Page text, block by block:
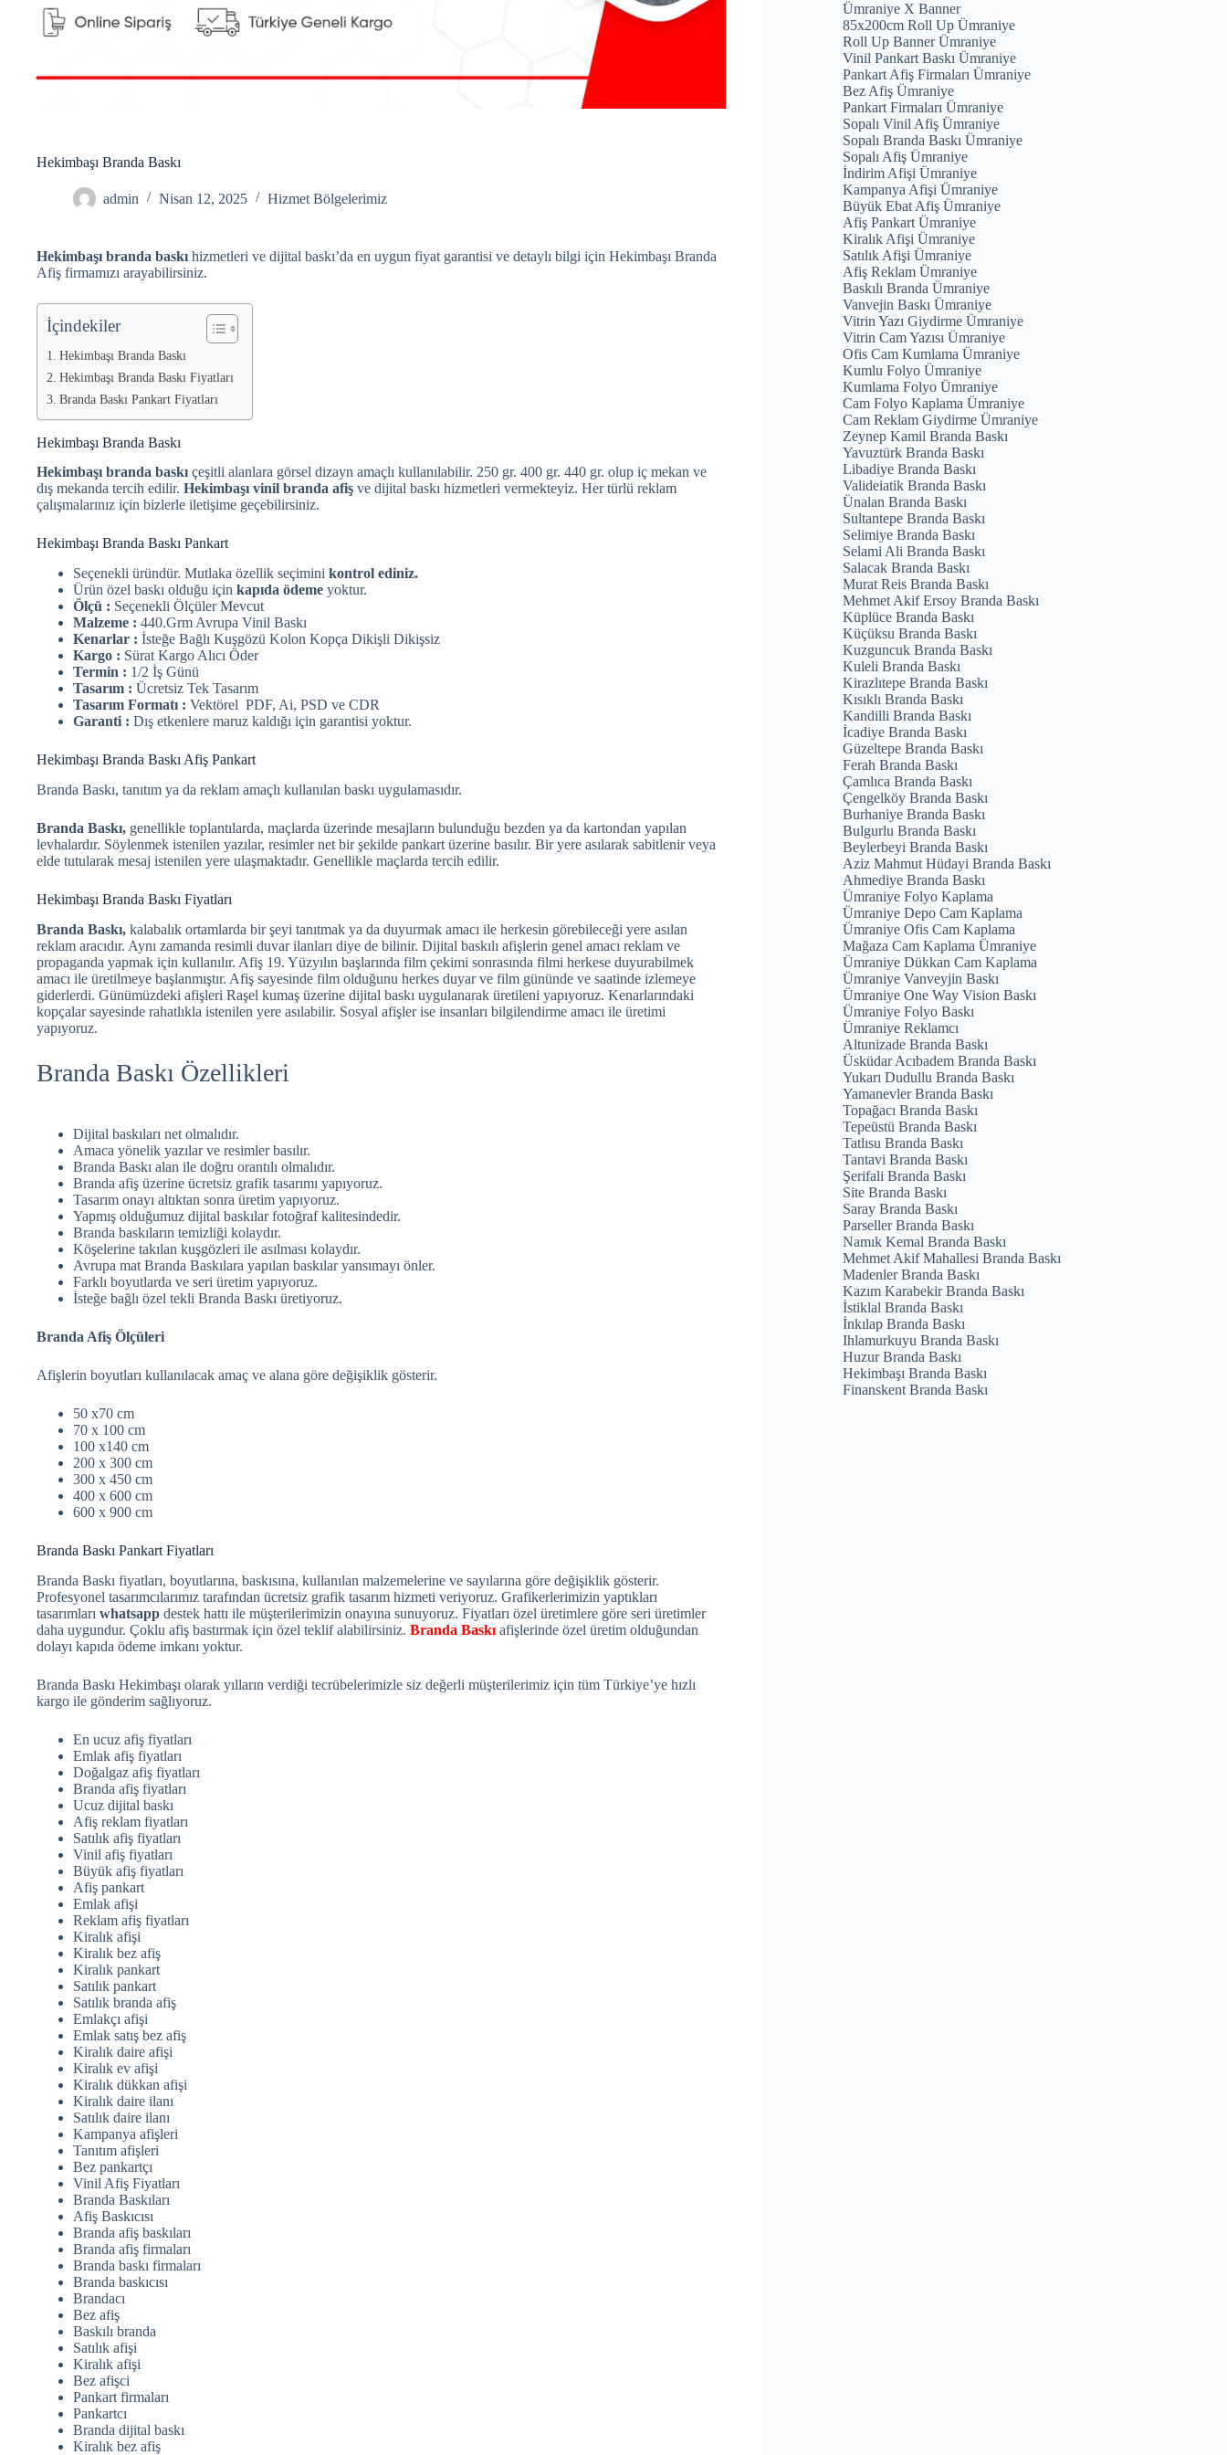
Hekimbaşı Branda Baskı
admin Nisan 12, 2025 Hizmet Bölgelerimiz
Hekimbaşı branda baskı hizmetleri ve dijital baskı’da en uygun fiyat garantisi ve detaylı bilgi için Hekimbaşı Branda
Afiş firmamızı arayabilirsiniz.
İçindekiler
Hekimbaşı Branda Baskı
Hekimbaşı Branda Baskı Fiyatları
Branda Baskı Pankart Fiyatları
Hekimbaşı Branda Baskı
Hekimbaşı branda baskı çeşitli alanlara görsel dizayn amaçlı kullanılabilir. 250 gr. 400 gr. 440 gr. olup iç mekan ve
dış mekanda tercih edilir. Hekimbaşı vinil branda afiş ve dijital baskı hizmetleri vermekteyiz. Her türlü reklam
çalışmalarınız için bizlerle iletişime geçebilirsiniz.
Hekimbaşı Branda Baskı Pankart
Seçenekli üründür. Mutlaka özellik seçimini kontrol ediniz.
Ürün özel baskı olduğu için kapıda ödeme yoktur.
Ölçü : Seçenekli Ölçüler Mevcut
Malzeme : 440.Grm Avrupa Vinil Baskı
Kenarlar : İsteğe Bağlı Kuşgözü Kolon Kopça Dikişli Dikişsiz
Kargo : Sürat Kargo Alıcı Öder
Termin : 1/2 İş Günü
Tasarım : Ücretsiz Tek Tasarım
Tasarım Formatı : Vektörel PDF, Ai, PSD ve CDR
Garanti : Dış etkenlere maruz kaldığı için garantisi yoktur.
Hekimbaşı Branda Baskı Afiş Pankart
Branda Baskı, tanıtım ya da reklam amaçlı kullanılan baskı uygulamasıdır.
Branda Baskı, genellikle toplantılarda, maçlarda üzerinde mesajların bulunduğu bezden ya da kartondan yapılan
levhalardır. Söylenmek istenilen yazılar, resimler net bir şekilde pankart üzerine basılır. Bir yere asılarak sabitlenir veya
elde tutularak mesaj istenilen yere ulaşmaktadır. Genellikle maçlarda tercih edilir.
Hekimbaşı Branda Baskı Fiyatları
Branda Baskı, kalabalık ortamlarda bir şeyi tanıtmak ya da duyurmak amacı ile herkesin görebileceği yere asılan
reklam aracıdır. Aynı zamanda resimli duvar ilanları diye de bilinir. Dijital baskılı afişlerin genel amacı reklam ve
propaganda yapmak için kullanılır. Afiş 19. Yüzyılın başlarında film çekimi sonrasında filmi herkese duyurabilmek
amacı ile üretilmeye başlanmıştır. Afiş sayesinde film olduğunu herkes duyar ve film gününde ve saatinde izlemeye
giderlerdi. Günümüzdeki afişleri Raşel kumaş üzerine dijital baskı uygulanarak üretileni yapıyoruz. Kenarlarındaki
kopçalar sayesinde rahatlıkla istenilen yere asılabilir. Sosyal afişler ise insanları bilgilendirme amacı ile üretimi
yapıyoruz.
Branda Baskı Özellikleri
Dijital baskıları net olmalıdır.
Amaca yönelik yazılar ve resimler basılır.
Branda Baskı alan ile doğru orantılı olmalıdır.
Branda afiş üzerine ücretsiz grafik tasarımı yapıyoruz.
Tasarım onayı altıktan sonra üretim yapıyoruz.
Yapmış olduğumuz dijital baskılar fotoğraf kalitesindedir.
Branda baskıların temizliği kolaydır.
Köşelerine takılan kuşgözleri ile asılması kolaydır.
Avrupa mat Branda Baskılara yapılan baskılar yansımayı önler.
Farklı boyutlarda ve seri üretim yapıyoruz.
İsteğe bağlı özel tekli Branda Baskı üretiyoruz.
Branda Afiş Ölçüleri
Afişlerin boyutları kullanılacak amaç ve alana göre değişiklik gösterir.
50 x70 cm
70 x 100 cm
100 x140 cm
200 x 300 cm
300 x 450 cm
400 x 600 cm
600 x 900 cm
Branda Baskı Pankart Fiyatları
Branda Baskı fiyatları, boyutlarına, baskısına, kullanılan malzemelerine ve sayılarına göre değişiklik gösterir.
Profesyonel tasarımcılarımız tarafından ücretsiz grafik tasarım hizmeti veriyoruz. Grafikerlerimizin yaptıkları
tasarımları whatsapp destek hattı ile müşterilerimizin onayına sunuyoruz. Fiyatları özel üretimlere göre seri üretimler
daha uygundur. Çoklu afiş bastırmak için özel teklif alabilirsiniz. Branda Baskı afişlerinde özel üretim olduğundan
dolayı kapıda ödeme imkanı yoktur.
Branda Baskı Hekimbaşı olarak yılların verdiği tecrübelerimizle siz değerli müşterilerimiz için tüm Türkiye’ye hızlı
kargo ile gönderim sağlıyoruz.
En ucuz afiş fiyatları
Emlak afiş fiyatları
Doğalgaz afiş fiyatları
Branda afiş fiyatları
Ucuz dijital baskı
Afiş reklam fiyatları
Satılık afiş fiyatları
Vinil afiş fiyatları
Büyük afiş fiyatları
Afiş pankart
Emlak afişi
Reklam afiş fiyatları
Kiralık afişi
Kiralık bez afiş
Kiralık pankart
Satılık pankart
Satılık branda afiş
Emlakçı afişi
Emlak satış bez afiş
Kiralık daire afişi
Kiralık ev afişi
Kiralık dükkan afişi
Kiralık daire ilanı
Satılık daire ilanı
Kampanya afişleri
Tanıtım afişleri
Bez pankartçı
Vinil Afiş Fiyatları
Branda Baskıları
Afiş Baskıcısı
Branda afiş baskıları
Branda afiş firmaları
Branda baskı firmaları
Branda baskıcısı
Brandacı
Bez afiş
Baskılı branda
Satılık afişi
Kiralık afişi
Bez afişci
Pankart firmaları
Pankartcı
Branda dijital baskı
Kiralık bez afiş
Ümraniye X Banner
85x200cm Roll Up Ümraniye
Roll Up Banner Ümraniye
Vinil Pankart Baskı Ümraniye
Pankart Afiş Firmaları Ümraniye
Bez Afiş Ümraniye
Pankart Firmaları Ümraniye
Sopalı Vinil Afiş Ümraniye
Sopalı Branda Baskı Ümraniye
Sopalı Afiş Ümraniye
İndirim Afişi Ümraniye
Kampanya Afişi Ümraniye
Büyük Ebat Afiş Ümraniye
Afiş Pankart Ümraniye
Kiralık Afişi Ümraniye
Satılık Afişi Ümraniye
Afiş Reklam Ümraniye
Baskılı Branda Ümraniye
Vanvejin Baskı Ümraniye
Vitrin Yazı Giydirme Ümraniye
Vitrin Cam Yazısı Ümraniye
Ofis Cam Kumlama Ümraniye
Kumlu Folyo Ümraniye
Kumlama Folyo Ümraniye
Cam Folyo Kaplama Ümraniye
Cam Reklam Giydirme Ümraniye
Zeynep Kamil Branda Baskı
Yavuztürk Branda Baskı
Libadiye Branda Baskı
Valideiatik Branda Baskı
Ünalan Branda Baskı
Sultantepe Branda Baskı
Selimiye Branda Baskı
Selami Ali Branda Baskı
Salacak Branda Baskı
Murat Reis Branda Baskı
Mehmet Akif Ersoy Branda Baskı
Küplüce Branda Baskı
Küçüksu Branda Baskı
Kuzguncuk Branda Baskı
Kuleli Branda Baskı
Kirazlıtepe Branda Baskı
Kısıklı Branda Baskı
Kandilli Branda Baskı
İcadiye Branda Baskı
Güzeltepe Branda Baskı
Ferah Branda Baskı
Çamlıca Branda Baskı
Çengelköy Branda Baskı
Burhaniye Branda Baskı
Bulgurlu Branda Baskı
Beylerbeyi Branda Baskı
Aziz Mahmut Hüdayi Branda Baskı
Ahmediye Branda Baskı
Ümraniye Folyo Kaplama
Ümraniye Depo Cam Kaplama
Ümraniye Ofis Cam Kaplama
Mağaza Cam Kaplama Ümraniye
Ümraniye Dükkan Cam Kaplama
Ümraniye Vanveyjin Baskı
Ümraniye One Way Vision Baskı
Ümraniye Folyo Baskı
Ümraniye Reklamcı
Altunizade Branda Baskı
Üsküdar Acıbadem Branda Baskı
Yukarı Dudullu Branda Baskı
Yamanevler Branda Baskı
Topağacı Branda Baskı
Tepeüstü Branda Baskı
Tatlısu Branda Baskı
Tantavi Branda Baskı
Şerifali Branda Baskı
Site Branda Baskı
Saray Branda Baskı
Parseller Branda Baskı
Namık Kemal Branda Baskı
Mehmet Akif Mahallesi Branda Baskı
Madenler Branda Baskı
Kazım Karabekir Branda Baskı
İstiklal Branda Baskı
İnkılap Branda Baskı
Ihlamurkuyu Branda Baskı
Huzur Branda Baskı
Hekimbaşı Branda Baskı
Finanskent Branda Baskı